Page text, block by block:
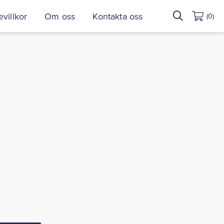
Om oss Kontakta oss
Sök
efter:
(0)